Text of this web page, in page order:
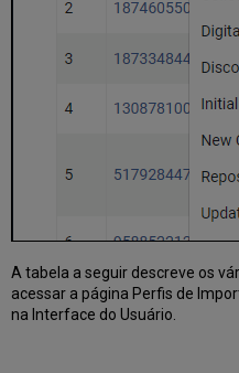
Autoridades
Redirecionamento
Registro
Perfil
para
Gerenciamento
Criar/Editar
A tabela a seguir descreve os
acessar a página Perfis de
na Interface do Usuário.